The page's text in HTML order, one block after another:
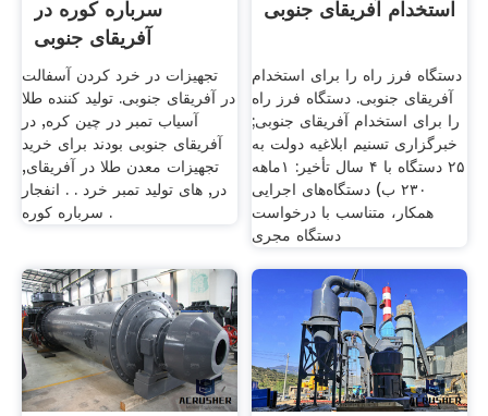
سرباره کوره در
آفریقای جنوبی
تجهیزات در خرد کردن آسفالت
در آفریقای جنوبی. تولید کننده طلا
آسیاب تمبر در چین کره, در
آفریقای جنوبی بودند برای خرید
تجهیزات معدن طلا در آفریقای,
در, های تولید تمبر خرد . . انفجار
سرباره کوره .
استخدام آفریقای جنوبی
دستگاه فرز راه را برای استخدام
آفریقای جنوبی. دستگاه فرز راه
را برای استخدام آفریقای جنوبی;
خبرگزاری تسنیم ابلاغیه دولت به
۲۵ دستگاه با ۴ سال تأخیر: ۱ماهه
۲۳۰ ب) دستگاه‌های اجرایی
همکار، متناسب با درخواست
دستگاه مجری